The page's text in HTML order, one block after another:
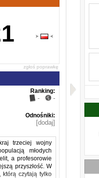
zgłoś poprawkę
Ranking:
- -
Odnośniki:
[dodaj]
trzeciej wojny
młodych
a profesorowie
przyszłość. W
którą czytają tylko